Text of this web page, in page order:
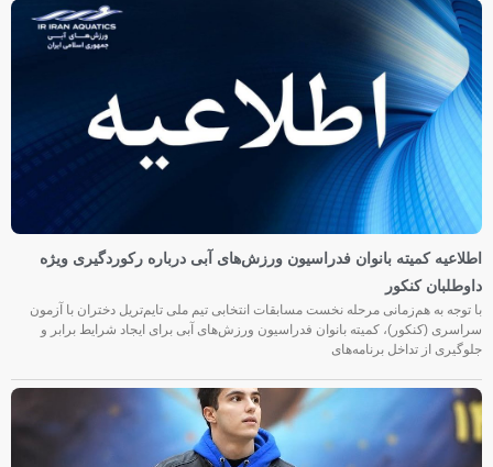
اطلاعیه کمیته بانوان فدراسیون ورزش‌های آبی درباره رکوردگیری ویژه
داوطلبان کنکور
با توجه به هم‌زمانی مرحله نخست مسابقات انتخابی تیم ملی تایم‌تریل دختران با آزمون
سراسری (کنکور)، کمیته بانوان فدراسیون ورزش‌های آبی برای ایجاد شرایط برابر و
جلوگیری از تداخل برنامه‌های